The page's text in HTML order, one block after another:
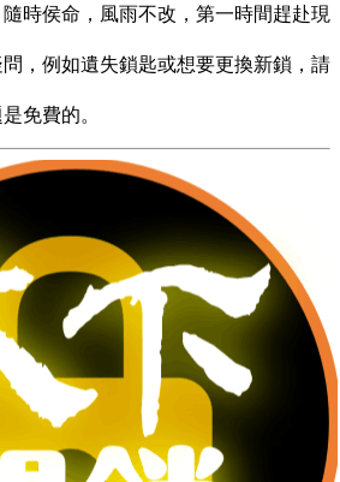
時侯命，風雨不改，第一時間趕赴現
，例如遺失鎖匙或想要更換新鎖，請
免費的。